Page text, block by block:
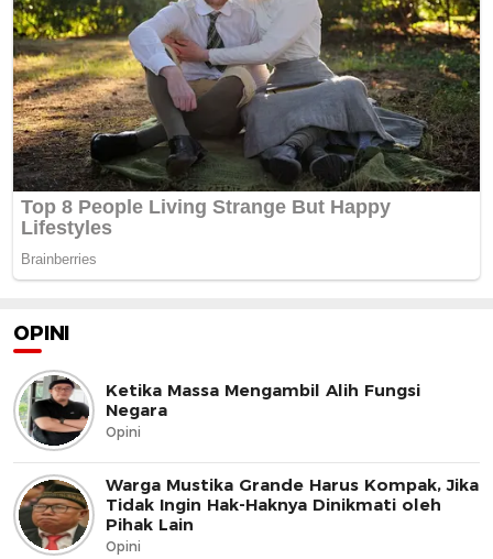
OPINI
Ketika Massa Mengambil Alih Fungsi
Negara
Opini
Warga Mustika Grande Harus Kompak, Jika
Tidak Ingin Hak-Haknya Dinikmati oleh
Pihak Lain
Opini